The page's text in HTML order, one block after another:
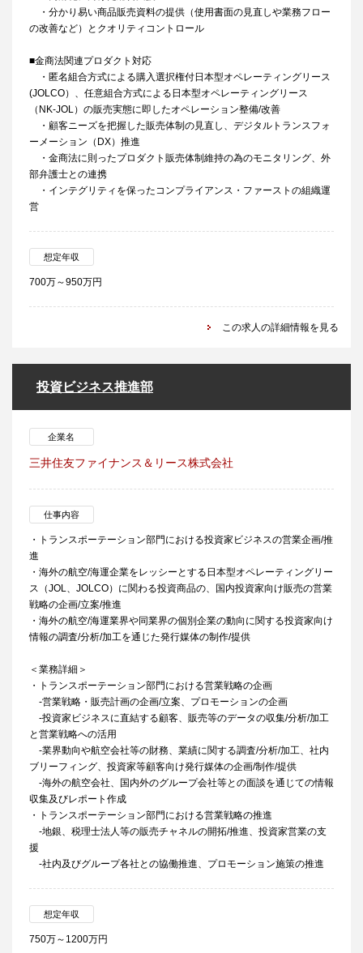
・分かり易い商品販売資料の提供（使用書面の見直しや業務フロー
の改善など）とクオリティコントロール
■金商法関連プロダクト対応
・匿名組合方式による購入選択権付日本型オペレーティングリース
(JOLCO）、任意組合方式による日本型オペレーティングリース
（NK-JOL）の販売実態に即したオペレーション整備/改善
・顧客ニーズを把握した販売体制の見直し、デジタルトランスフォ
ーメーション（DX）推進
・金商法に則ったプロダクト販売体制維持の為のモニタリング、外
部弁護士との連携
・インテグリティを保ったコンプライアンス・ファーストの組織運
営
想定年収
700万～950万円
この求人の詳細情報を見る
投資ビジネス推進部
企業名
三井住友ファイナンス＆リース株式会社
仕事内容
・トランスポーテーション部門における投資家ビジネスの営業企画/推
進
・海外の航空/海運企業をレッシーとする日本型オペレーティングリー
ス（JOL、JOLCO）に関わる投資商品の、国内投資家向け販売の営業
戦略の企画/立案/推進
・海外の航空/海運業界や同業界の個別企業の動向に関する投資家向け
情報の調査/分析/加工を通じた発行媒体の制作/提供
＜業務詳細＞
・トランスポーテーション部門における営業戦略の企画
-営業戦略・販売計画の企画/立案、プロモーションの企画
-投資家ビジネスに直結する顧客、販売等のデータの収集/分析/加工
と営業戦略への活用
-業界動向や航空会社等の財務、業績に関する調査/分析/加工、社内
ブリーフィング、投資家等顧客向け発行媒体の企画/制作/提供
-海外の航空会社、国内外のグループ会社等との面談を通じての情報
収集及びレポート作成
・トランスポーテーション部門における営業戦略の推進
-地銀、税理士法人等の販売チャネルの開拓/推進、投資家営業の支
援
-社内及びグループ各社との協働推進、プロモーション施策の推進
想定年収
750万～1200万円